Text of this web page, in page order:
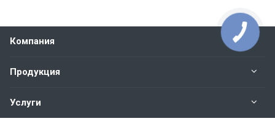
Компания
Продукция
Услуги